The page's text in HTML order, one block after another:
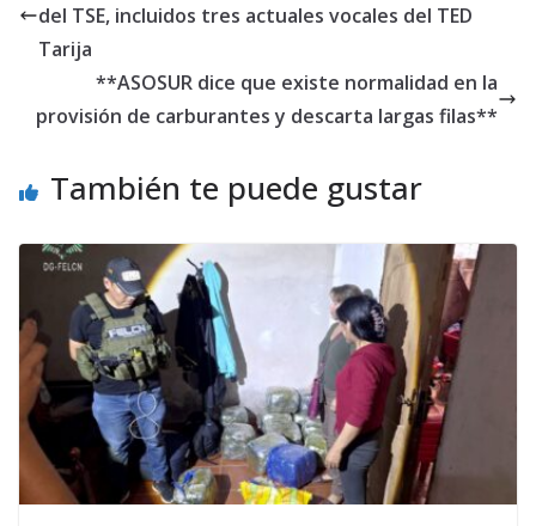
del TSE, incluidos tres actuales vocales del TED
Tarija
**ASOSUR dice que existe normalidad en la
provisión de carburantes y descarta largas filas**
También te puede gustar